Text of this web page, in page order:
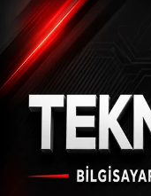
Koray
25.06.2021 -